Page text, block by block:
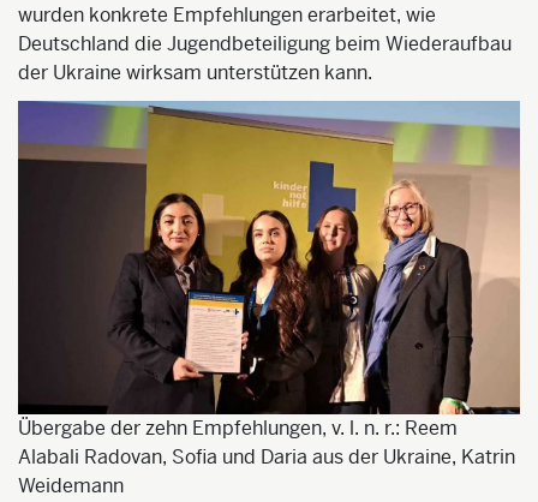
wurden konkrete Empfehlungen erarbeitet, wie
Deutschland die Jugendbeteiligung beim Wiederaufbau
der Ukraine wirksam unterstützen kann.
Übergabe der zehn Empfehlungen, v. l. n. r.: Reem
Alabali Radovan, Sofia und Daria aus der Ukraine, Katrin
Weidemann